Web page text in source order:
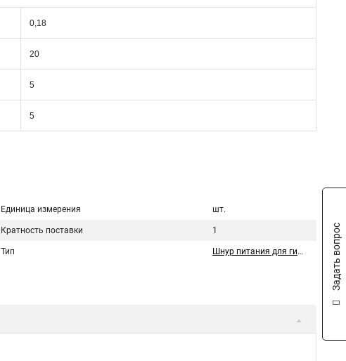
0,18
20
5
5
Единица измерения шт.
Кратность поставки 1
Тип Шнур питания для гирлянды Задать вопрос